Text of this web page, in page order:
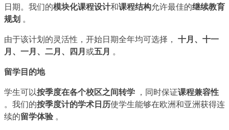
日期。我们的模块化课程设计和课程结构允许最佳的继续教育
规划 。
由于该计划的灵活性，开始日期全年均可选择， 十月、十一
月、一月、二月、四月或五月 。
留学目的地
学生可以按季度在各个校区之间转学 ，同时保证课程兼容性
。我们的按季度计的学术日历使学生能够在欧洲和亚洲获得连
续的留学体验 。